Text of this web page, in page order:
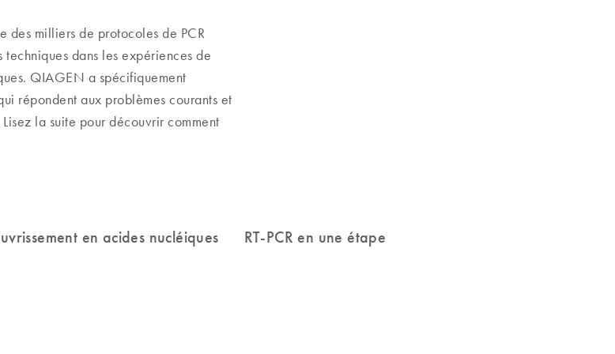
des milliers de protocoles de PCR
dans les expériences de
QIAGEN a spécifiquement
répondent aux problèmes courants et
la suite pour découvrir comment